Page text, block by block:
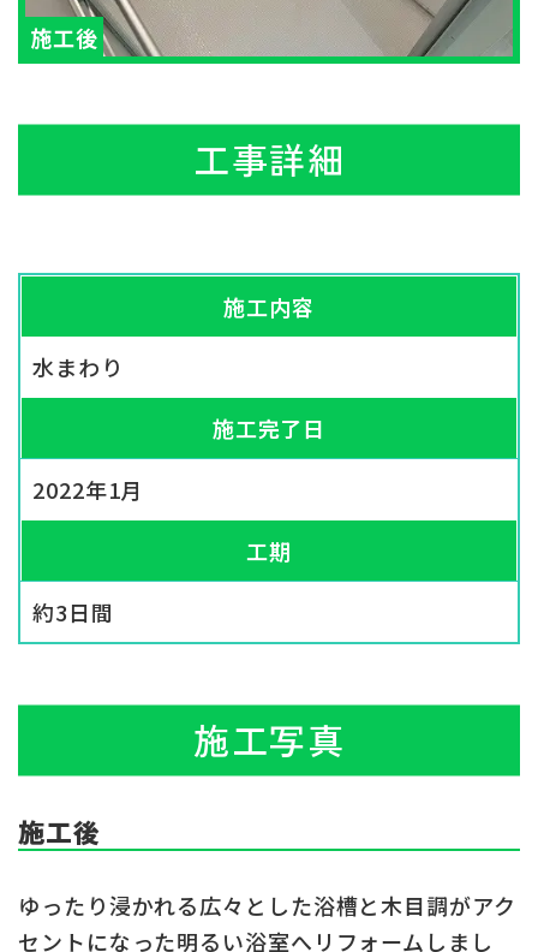
工事詳細
施工内容
水まわり
施工完了日
2022年1月
工期
約3日間
施工写真
施工後
ゆったり浸かれる広々とした浴槽と木目調がアク
セントになった明るい浴室へリフォームしまし